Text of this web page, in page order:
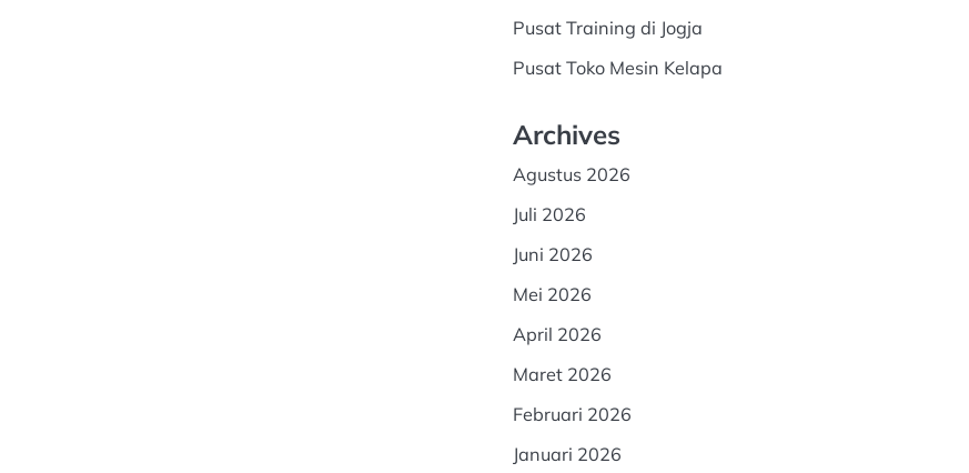
Pusat Training di Jogja
Pusat Toko Mesin Kelapa
Archives
Agustus 2026
Juli 2026
Juni 2026
Mei 2026
April 2026
Maret 2026
Februari 2026
Januari 2026